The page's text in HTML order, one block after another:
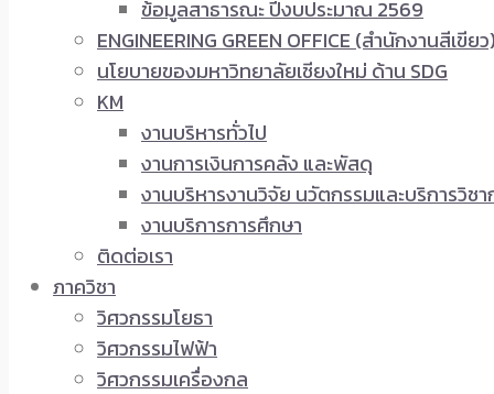
ข้อมูลสาธารณะ ปีงบประมาณ 2569
ENGINEERING GREEN OFFICE (สำนักงานสีเขีย
นโยบายของมหาวิทยาลัยเชียงใหม่ ด้าน SDG
KM
งานบริหารทั่วไป
งานการเงินการคลัง และพัสดุ
งานบริหารงานวิจัย นวัตกรรมและบริการวิชา
งานบริการการศึกษา
ติดต่อเรา
ภาควิชา
วิศวกรรมโยธา
วิศวกรรมไฟฟ้า
วิศวกรรมเครื่องกล